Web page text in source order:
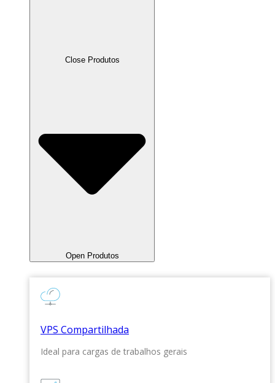
Close Produtos
Open Produtos
VPS Compartilhada
Ideal para cargas de trabalhos gerais